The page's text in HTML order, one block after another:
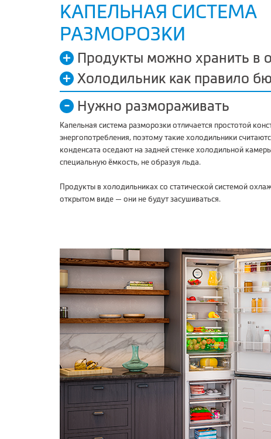
КАПЕЛЬНАЯ СИСТЕМА
РАЗМОРОЗКИ
Продукты можно хранить в
Холодильник как правило
Нужно размораживать
Капельная система разморозки отличается простотой
энергопотребления, поэтому такие холодильники
конденсата оседают на задней стенке холодильной
специальную ёмкость, не образуя льда.
Продукты в холодильниках со статической системой
открытом виде — они не будут засушиваться.